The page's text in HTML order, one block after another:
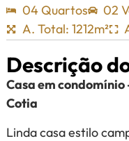
04 Quartos 02
A. Total: 1212m²
Descrição
Casa em
Cotia
Linda casa estilo